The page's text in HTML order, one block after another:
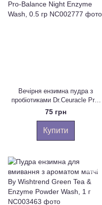
Вечірня ензимна пудра з
пробіотиками Dr.Ceuracle Pro-
Balance Night Enzyme Wash,
0.5 гр
75 грн
Купити